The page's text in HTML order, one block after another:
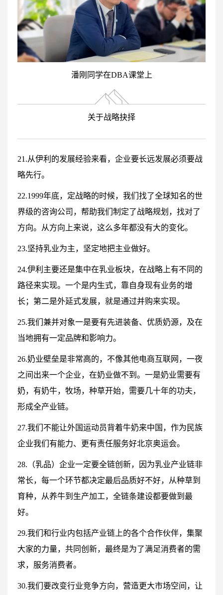
潘刚同学在DBA课堂上
关于战略抉择
21.从伊利的发展经验来看，企业要长远发展必须要战
略先行。
22.1999年底，定战略的时候，我们找了全球知名的世
界级的咨询公司，帮助我们制定了战略规划，找对了
方向。从方向上来说，这么多年都没有大的变化。
23.坚持乳业为主，坚定地把主业做好。
24.伊利主要还是集中在乳业板块，在战略上有不同的
路径来实现。一个是内生式，靠自身现有业务的增
长；第二是外延式发展，就是通过并购来实现。
25.我们兼并对象一是要有先进装备、优质奶源，及在
当地拥有一定品牌和影响力。
26.奶业壁垒是非常高的，不像其他电商互联网，一夜
之间出来一个企业，在奶业做不到。一是奶业需要有
奶，有奶牛，牧场，种草开始，需要几十年的功夫，
形成全产业链。
27.我们不能让外国运动员背着牛奶来中国，作为民族
企业我们有能力、更有责任服务好北京奥运会。
28.（乳品）企业一定要全链创新，因为乳业产业链非
常长，每一个环节都决定最后品质好不好，从种草到
育种，从养牛到生产加工，全链条建设都要做到最
好。
29.我们和行业内包括产业链上的各个合作伙伴，集聚
大家的力量，共同创新，最终是为了满足消费者的需
求，服务消费者。
30.我们要改变行业竞争方向，营造更大市场空间，让